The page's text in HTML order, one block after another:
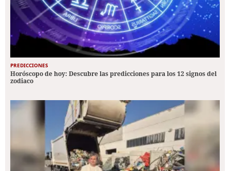
PREDICCIONES
Horóscopo de hoy: Descubre las predicciones para los 12 signos del
zodiaco